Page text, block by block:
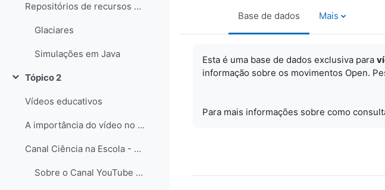
Repositórios de recursos educativos
Glaciares
Simulações em Java
Contrair
Tópico 2
Vídeos educativos
A importância do vídeo no Ensino das Ciências
Canal Ciência na Escola - YouTube
Sobre o Canal YouTube Ciência na Escola
Base de dados Mais
Esta é uma base de dados exclusiva para
informação sobre os movimentos Open.
Para mais informações sobre como